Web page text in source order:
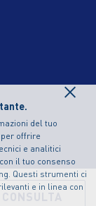
del tuo
offrire
e analitici
il tuo consenso
Questi strumenti ci
e in linea con
×